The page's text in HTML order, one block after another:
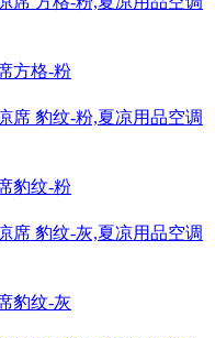
方格-粉
豹纹-粉
豹纹-灰